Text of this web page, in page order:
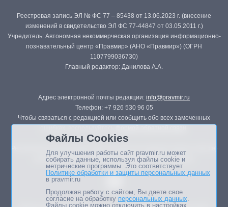
Реестровая запись ЭЛ № ФС 77 – 85438 от 13.06.2023 г. (внесение
изменений в свидетельство ЭЛ ФС 77-44847 от 03.05.2011 г.)
Учредитель: Автономная некоммерческая организация информационно-
познавательный центр «Правмир» (АНО «Правмир») (ОГРН
1107799036730)
Главный редактор: Данилова А.А.
Адрес электронной почты редакции: info@pravmir.ru
Телефон: +7 926 530 96 05
Чтобы связаться с редакцией или сообщить обо всех замеченных
Републикация материалов сайта в печатных изданиях (книгах, прессе)
возможна только с письменного разрешения редакции.
Файлы Cookies
Для улучшения работы сайт pravmir.ru может
собирать данные, используя файлы cookie и
метрические программы. Это соответствует
Политике обработки и защиты персональных данных
в pravmir.ru
Продолжая работу с сайтом, Вы даете свое
согласие на обработку персональных данных.
Файлы cookie можно отключить в настройках